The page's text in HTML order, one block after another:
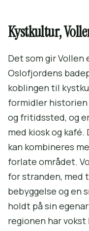
Kystkultur,
Det som gir Vollen
Oslofjordens
koblingen til
formidler historien
og fritidssted, og
med kiosk og
kan kombineres
forlate området.
for stranden, med
bebyggelse og en
holdt på sin
regionen har